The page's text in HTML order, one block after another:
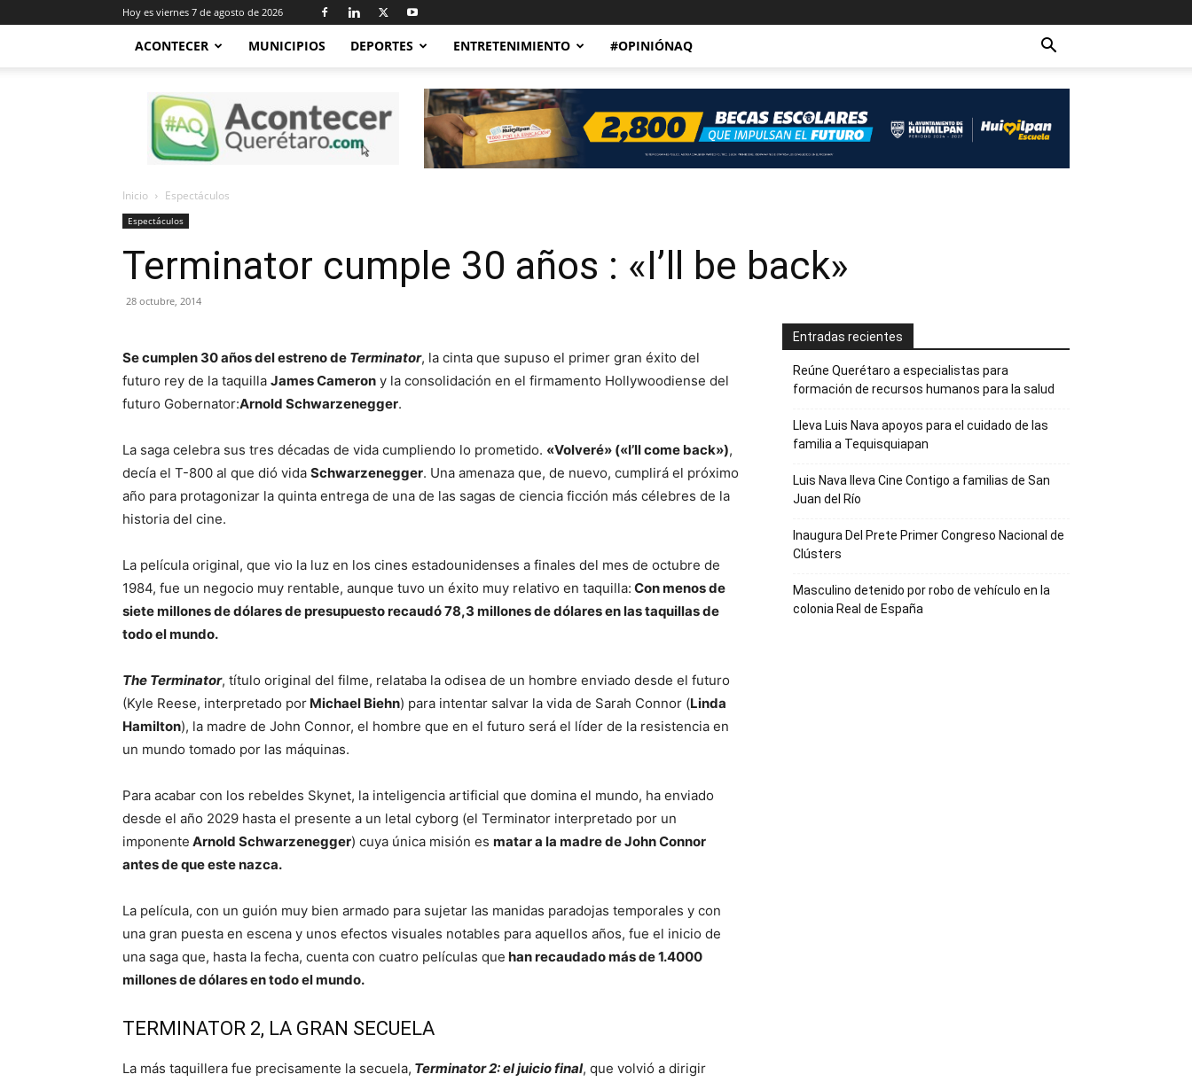
Hoy es viernes 7 de agosto de 2026
ACONTECER MUNICIPIOS DEPORTES ENTRETENIMIENTO #OPINIÓNAQ
Acontecer
Querétaro
Inicio Espectáculos
Espectáculos
Terminator cumple 30 años : «I’ll be back»
28 octubre, 2014
Se cumplen 30 años del estreno de Terminator, la cinta que supuso el primer gran éxito del
futuro rey de la taquilla James Cameron y la consolidación en el firmamento Hollywoodiense del
futuro Gobernator:Arnold Schwarzenegger.
La saga celebra sus tres décadas de vida cumpliendo lo prometido. «Volveré» («I’ll come back»),
decía el T-800 al que dió vida Schwarzenegger. Una amenaza que, de nuevo, cumplirá el próximo
año para protagonizar la quinta entrega de una de las sagas de ciencia ficción más célebres de la
historia del cine.
La película original, que vio la luz en los cines estadounidenses a finales del mes de octubre de
1984, fue un negocio muy rentable, aunque tuvo un éxito muy relativo en taquilla: Con menos de
siete millones de dólares de presupuesto recaudó 78,3 millones de dólares en las taquillas de
todo el mundo.
The Terminator, título original del filme, relataba la odisea de un hombre enviado desde el futuro
(Kyle Reese, interpretado por Michael Biehn) para intentar salvar la vida de Sarah Connor (Linda
Hamilton), la madre de John Connor, el hombre que en el futuro será el líder de la resistencia en
un mundo tomado por las máquinas.
Para acabar con los rebeldes Skynet, la inteligencia artificial que domina el mundo, ha enviado
desde el año 2029 hasta el presente a un letal cyborg (el Terminator interpretado por un
imponente Arnold Schwarzenegger) cuya única misión es matar a la madre de John Connor
antes de que este nazca.
La película, con un guión muy bien armado para sujetar las manidas paradojas temporales y con
una gran puesta en escena y unos efectos visuales notables para aquellos años, fue el inicio de
una saga que, hasta la fecha, cuenta con cuatro películas que han recaudado más de 1.4000
millones de dólares en todo el mundo.
TERMINATOR 2, LA GRAN SECUELA
La más taquillera fue precisamente la secuela, Terminator 2: el juicio final, que volvió a dirigir
Entradas recientes
Reúne Querétaro a especialistas para
formación de recursos humanos para la salud
Lleva Luis Nava apoyos para el cuidado de las
familia a Tequisquiapan
Luis Nava lleva Cine Contigo a familias de San
Juan del Río
Inaugura Del Prete Primer Congreso Nacional de
Clústers
Masculino detenido por robo de vehículo en la
colonia Real de España